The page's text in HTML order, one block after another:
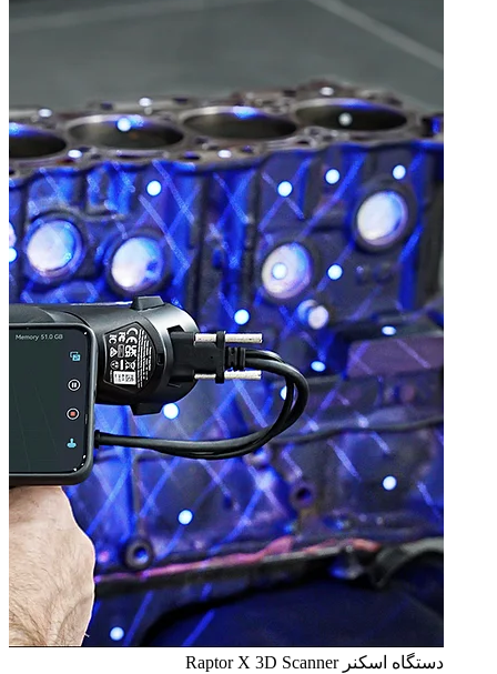
دستگاه اسکنر Raptor X 3D Scanner